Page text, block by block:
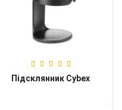
Підсклянник Cybex